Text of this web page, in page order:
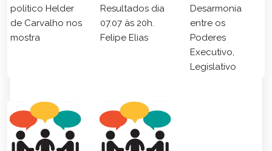
político Helder
de Carvalho nos
mostra
Resultados dia
07.07 às 20h.
Felipe Elias
Desarmonia
entre os
Poderes
Executivo,
Legislativo